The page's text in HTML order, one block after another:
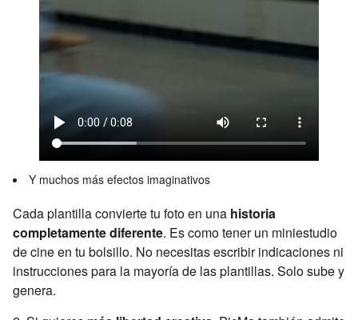
Y muchos más efectos imaginativos
Cada plantilla convierte tu foto en una historia
completamente diferente. Es como tener un miniestudio
de cine en tu bolsillo. No necesitas escribir indicaciones ni
instrucciones para la mayoría de las plantillas. Solo sube y
genera.